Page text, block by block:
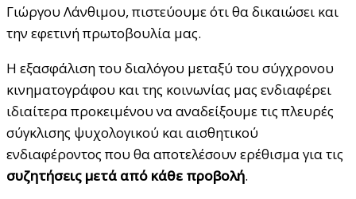
Γιώργου Λάνθιμου, πιστεύουμε ότι θα δικαιώσει και
την εφετινή πρωτοβουλία μας.
Η εξασφάλιση του διαλόγου μεταξύ του σύγχρονου
κινηματογράφου και της κοινωνίας μας ενδιαφέρει
ιδιαίτερα προκειμένου να αναδείξουμε τις πλευρές
σύγκλισης ψυχολογικού και αισθητικού
ενδιαφέροντος που θα αποτελέσουν ερέθισμα για τις
συζητήσεις μετά από κάθε προβολή.